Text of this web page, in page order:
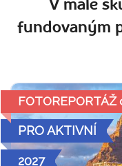
V malé
fundovaným
PRO AKTIVNÍ
2027